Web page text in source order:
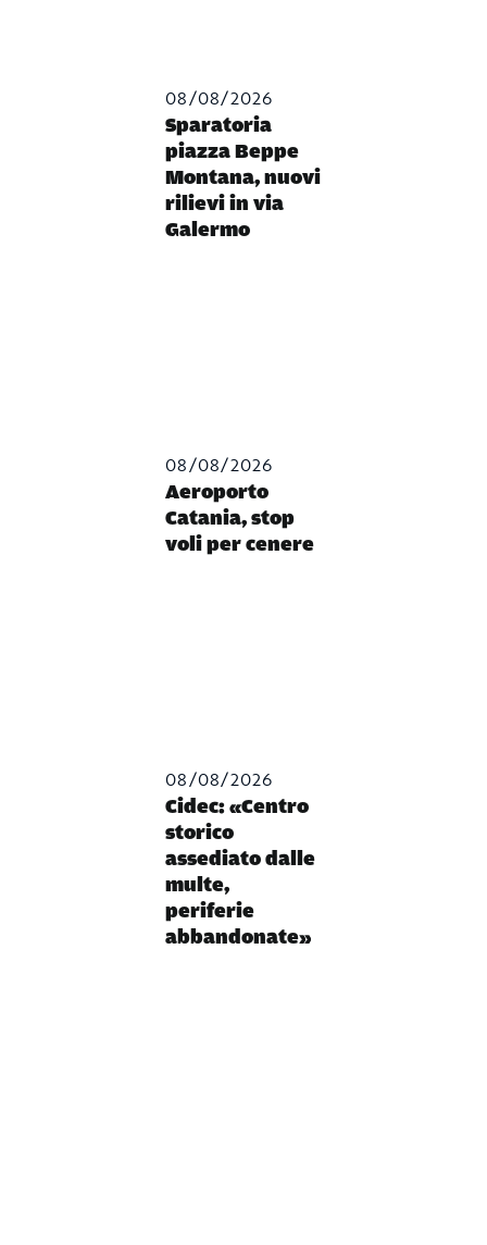
08/08/2026
Sparatoria
piazza Beppe
Montana, nuovi
rilievi in via
Galermo
08/08/2026
Aeroporto
Catania, stop
voli per cenere
08/08/2026
Cidec: «Centro
storico
assediato dalle
multe,
periferie
abbandonate»